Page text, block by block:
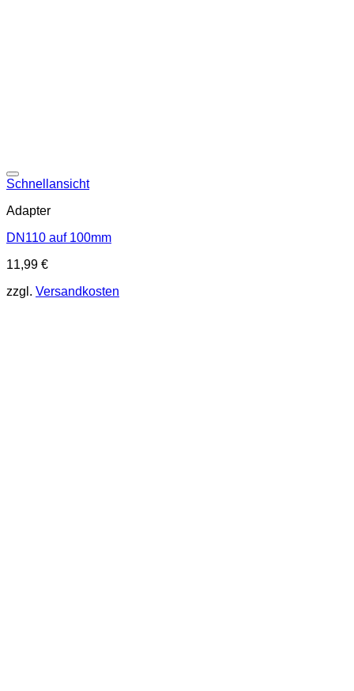
Schnellansicht
Adapter
DN110 auf 100mm
11,99 €
zzgl. Versandkosten